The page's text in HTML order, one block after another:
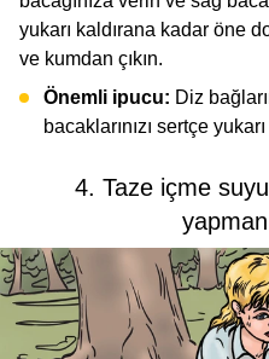
yukarı kaldırana kadar öne
ve kumdan çıkın.
Önemli ipucu: Diz
bacaklarınızı sertçe
4. Taze içme